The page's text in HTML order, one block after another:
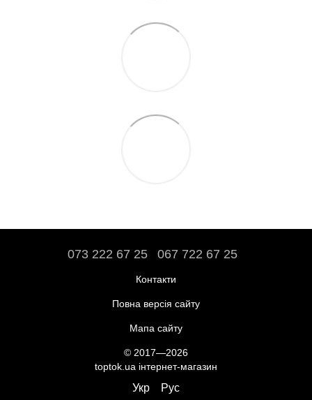
073 222 67 25 067 722 67 25
Контакти
Повна версія сайту
Мапа сайту
© 2017—2026
toptok.ua інтернет-магазин
Укр Рус